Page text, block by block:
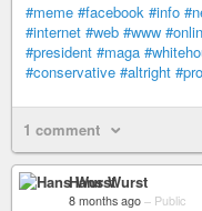
#meme #facebook #info
#internet #web #www
#president #maga
#conservative #altright
1 comment
Hans Wurst
8 months ago – Public